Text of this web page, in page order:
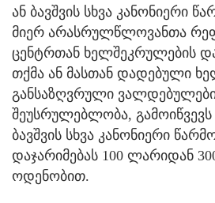
ან ბავშვის სხვა კანონიერი
მიერ არასრულწლოვანთა
ცენტრთან ხელშეკრულების
თქმა ან მასთან დადებული
განსაზღვრული
შეუსრულებლობა,
ბავშვის სხვა კანონიერი
დაჯარიმებას 100 ლარიდან
ოდენობით.